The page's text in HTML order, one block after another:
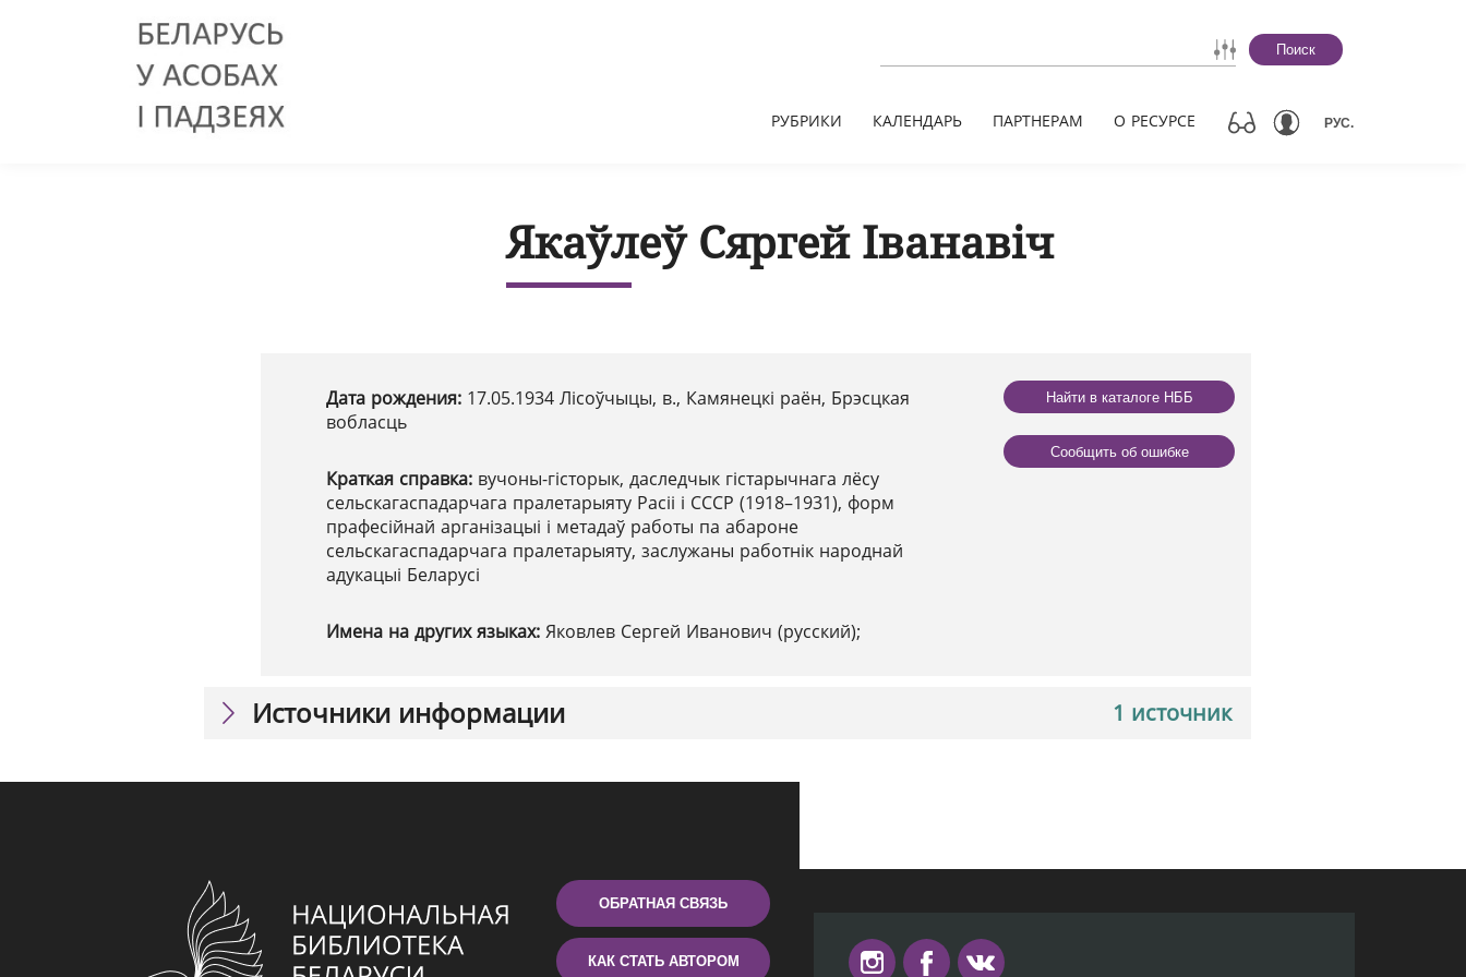
Поиск
РУБРИКИ КАЛЕНДАРЬ ПАРТНЕРАМ О РЕСУРСЕ РУС.
Якаўлеў Сяргей Іванавіч
Дата рождения: 17.05.1934 Лісоўчыцы, в., Камянецкі раён, Брэсцкая
вобласць
Краткая справка: вучоны-гісторык, даследчык гістарычнага лёсу
сельскагаспадарчага пралетарыяту Расіі і СССР (1918–1931), форм
прафесійнай арганізацыі і метадаў работы па абароне
сельскагаспадарчага пралетарыяту, заслужаны работнік народнай
адукацыі Беларусі
Имена на других языках: Яковлев Сергей Иванович (русский);
Найти в каталоге НББ
Сообщить об ошибке
1 источник
Источники информации
ОБРАТНАЯ СВЯЗЬ
КАК СТАТЬ АВТОРОМ